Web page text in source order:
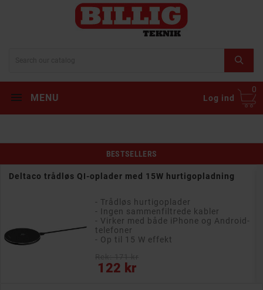
MENU Log ind
0
BESTSELLERS
Deltaco trådløs QI-oplader med 15W hurtigopladning
- Trådløs hurtigoplader
- Ingen sammenfiltrede kabler
- Virker med både iPhone og Android-
telefoner
- Op til 15 W effekt
122 kr
Pris